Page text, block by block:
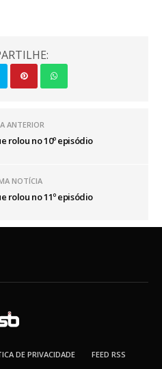
ANTERIOR
rolou no 10º episódio
NOTÍCIA
rolou no 11º episódio
DE PRIVACIDADE FEED RSS